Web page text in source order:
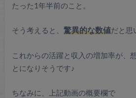
たった1年半前のこと。
そう考えると、 驚異的な数値だと思
これからの活躍と収入の増加率が、
とになりそうです♪
ちなみに、上記動画の概要欄で